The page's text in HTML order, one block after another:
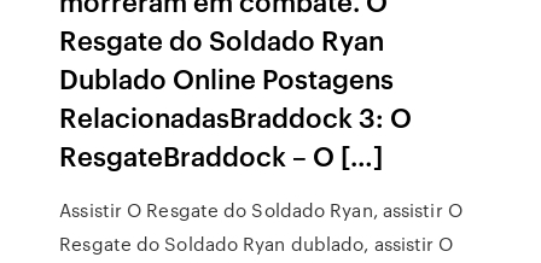
Resgate do Soldado Ryan
Dublado Online Postagens
RelacionadasBraddock 3: O
ResgateBraddock – O […]
Assistir O Resgate do Soldado Ryan, assistir O
Resgate do Soldado Ryan dublado, assistir O